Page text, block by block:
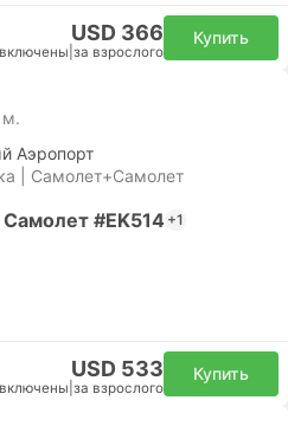
USD 366
за взрослого
Купить
м.
Аэропорт
| Самолет+Самолет
#EK514 +1
USD 533
за взрослого
Купить